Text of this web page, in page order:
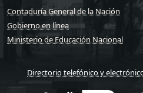
Contaduría General de la Nación
Gobierno en línea
Ministerio de Educación Nacional
Directorio telefónico y